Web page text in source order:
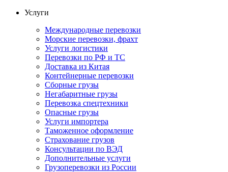
Услуги
Международные перевозки
Морские перевозки, фрахт
Услуги логистики
Перевозки по РФ и ТС
Доставка из Китая
Контейнерные перевозки
Сборные грузы
Негабаритные грузы
Перевозка спецтехники
Опасные грузы
Услуги импортера
Таможенное оформление
Страхование грузов
Консультации по ВЭД
Дополнительные услуги
Грузоперевозки из России